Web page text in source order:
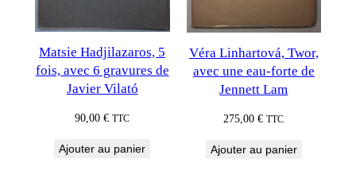
Matsie Hadjilazaros, 5
fois, avec 6 gravures de
Javier Vilató
90,00€ TTC
Ajouter au panier
Véra Linhartová, Twor,
avec une eau-forte de
Jennett Lam
275,00€ TTC
Ajouter au panier